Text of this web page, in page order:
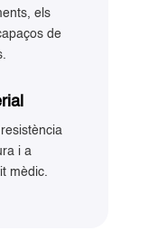
els
de
i a
mèdic.